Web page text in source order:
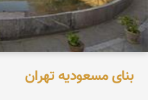
بنای مسعودیه تهران